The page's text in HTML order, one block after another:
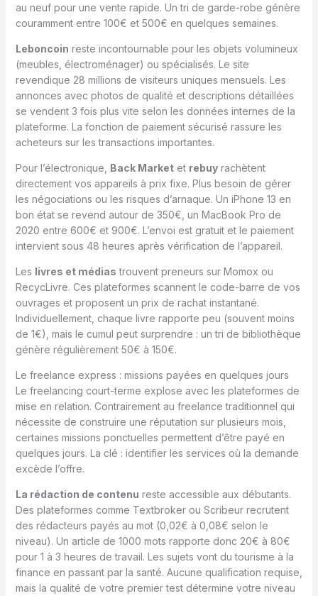
au neuf pour une vente rapide. Un tri de garde-robe génère
couramment entre 100€ et 500€ en quelques semaines.
Leboncoin reste incontournable pour les objets volumineux
(meubles, électroménager) ou spécialisés. Le site
revendique 28 millions de visiteurs uniques mensuels. Les
annonces avec photos de qualité et descriptions détaillées
se vendent 3 fois plus vite selon les données internes de la
plateforme. La fonction de paiement sécurisé rassure les
acheteurs sur les transactions importantes.
Pour l’électronique, Back Marketet rebuyrachètent
directement vos appareils à prix fixe. Plus besoin de gérer
les négociations ou les risques d’arnaque. Un iPhone 13 en
bon état se revend autour de 350€, un MacBook Pro de
2020 entre 600€ et 900€. L’envoi est gratuit et le paiement
intervient sous 48 heures après vérification de l’appareil.
Les livres et médias trouvent preneurs sur Momox ou
RecycLivre. Ces plateformes scannent le code-barre de vos
ouvrages et proposent un prix de rachat instantané.
Individuellement, chaque livre rapporte peu (souvent moins
de 1€), mais le cumul peut surprendre : un tri de bibliothèque
génère régulièrement 50€ à 150€.
Le freelance express : missions payées en quelques jours
Le freelancing court-terme explose avec les plateformes de
mise en relation. Contrairement au freelance traditionnel qui
nécessite de construire une réputation sur plusieurs mois,
certaines missions ponctuelles permettent d’être payé en
quelques jours. La clé : identifier les services où la demande
excède l’offre.
La rédaction de contenu reste accessible aux débutants.
Des plateformes comme Textbroker ou Scribeur recrutent
des rédacteurs payés au mot (0,02€ à 0,08€ selon le
niveau). Un article de 1000 mots rapporte donc 20€ à 80€
pour 1 à 3 heures de travail. Les sujets vont du tourisme à la
finance en passant par la santé. Aucune qualification requise,
mais la qualité de votre premier test détermine votre niveau